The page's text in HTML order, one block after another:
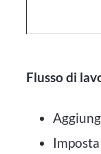
Flusso di